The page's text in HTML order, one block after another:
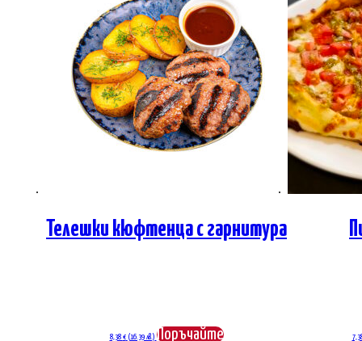
Телешки кюфтенца с гарнитура
8,38 € (16.39 лв.) Поръчайте